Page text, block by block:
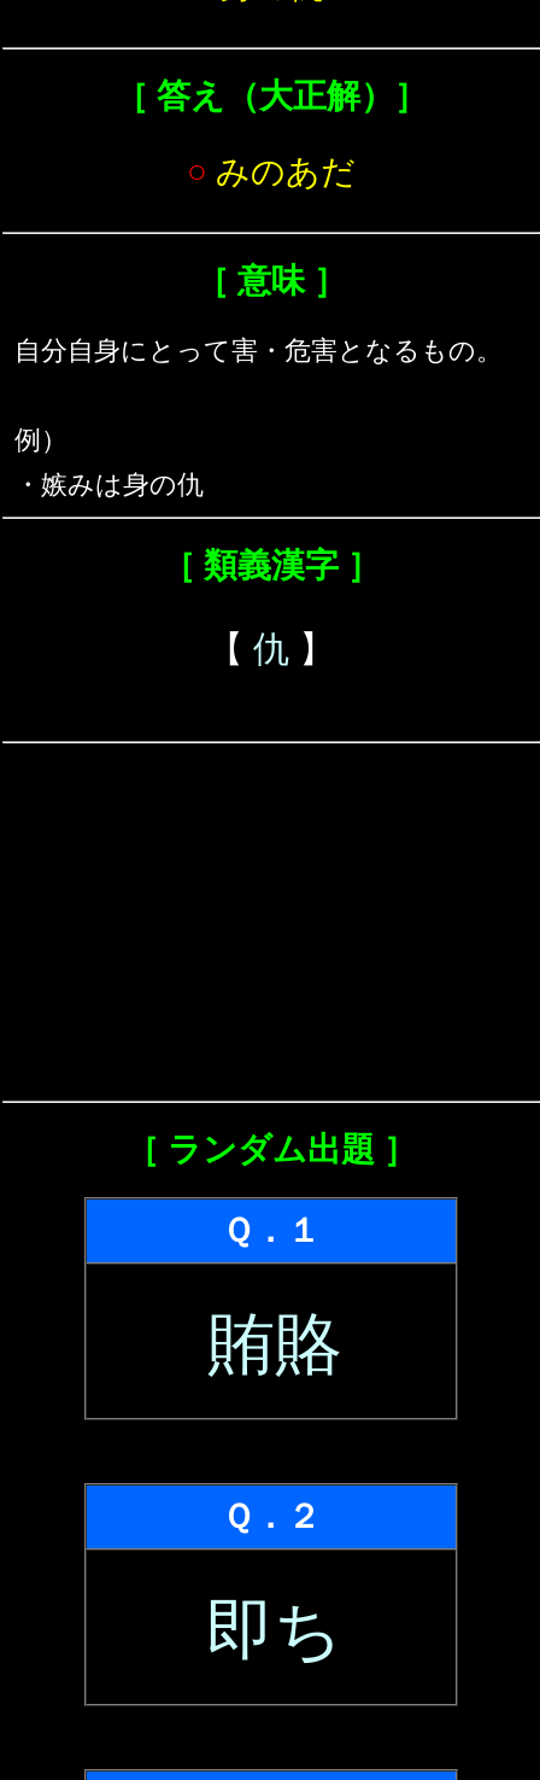
［ 答え（大正解）］
○ みのあだ
［ 意味 ］
自分自身にとって害・危害となるもの。
例）
・嫉みは身の仇
［ 類義漢字 ］
【 仇 】
［ ランダム出題 ］
Ｑ．１
賄賂
Ｑ．２
即ち